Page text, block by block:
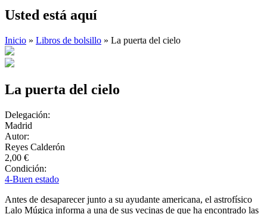
Usted está aquí
Inicio » Libros de bolsillo » La puerta del cielo
La puerta del cielo
Delegación:
Madrid
Autor:
Reyes Calderón
2,00 €
Condición:
4-Buen estado
Antes de desaparecer junto a su ayudante americana, el astrofísico
Lalo Múgica informa a una de sus vecinas de que ha encontrado las